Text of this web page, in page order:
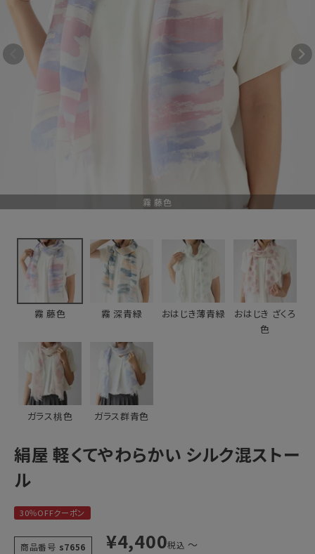
絹屋 軽くてやわら
かい シルク混スト
ール
4,400円
特集
お問い合わせ
ログアウト
霧 藤色
霧 藤色 霧 深青緑 おはじき薄青緑
おはじき ざくろ
色
ガラス桃色 ガラス群青色
絹屋 軽くてやわらかい シルク混ストー
ル
30％OFFクーポン
商品番号 s7656 ¥4,400税込 〜